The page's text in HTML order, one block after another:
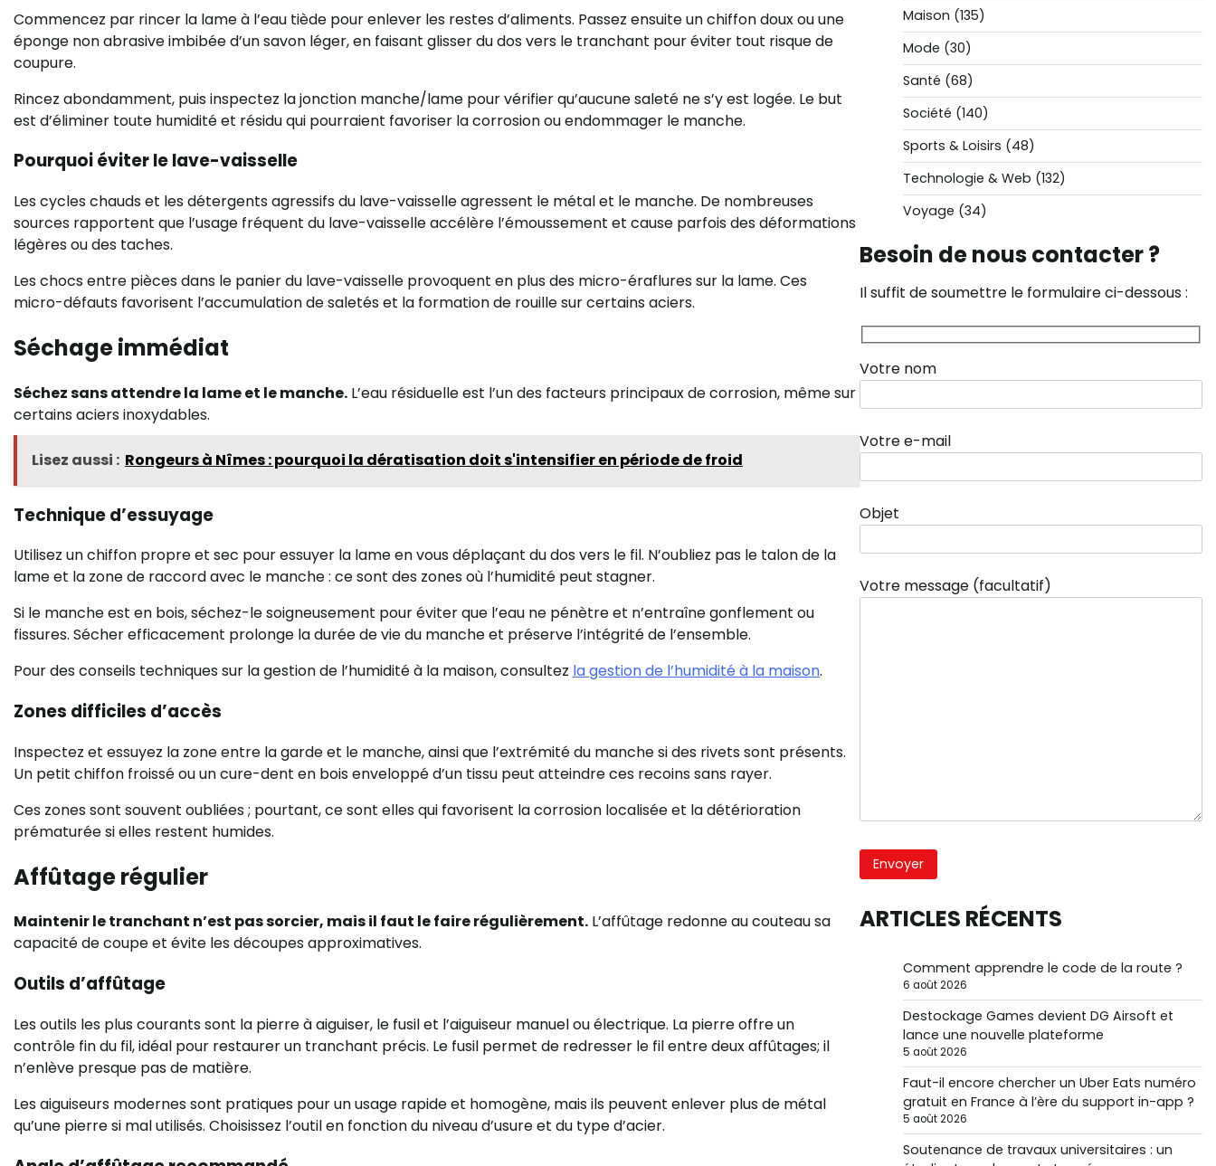
Commencez par rincer la lame à l’eau tiède pour enlever les restes d’aliments. Passez ensuite un chiffon doux ou une
éponge non abrasive imbibée d’un savon léger, en faisant glisser du dos vers le tranchant pour éviter tout risque de
coupure.
Rincez abondamment, puis inspectez la jonction manche/lame pour vérifier qu’aucune saleté ne s’y est logée. Le but
est d’éliminer toute humidité et résidu qui pourraient favoriser la corrosion ou endommager le manche.
Pourquoi éviter le lave-vaisselle
Les cycles chauds et les détergents agressifs du lave-vaisselle agressent le métal et le manche. De nombreuses
sources rapportent que l’usage fréquent du lave-vaisselle accélère l’émoussement et cause parfois des déformations
légères ou des taches.
Les chocs entre pièces dans le panier du lave-vaisselle provoquent en plus des micro-éraflures sur la lame. Ces
micro-défauts favorisent l’accumulation de saletés et la formation de rouille sur certains aciers.
Séchage immédiat
Séchez sans attendre la lame et le manche. L’eau résiduelle est l’un des facteurs principaux de corrosion, même sur
certains aciers inoxydables.
Lisez aussi : Rongeurs à Nîmes : pourquoi la dératisation doit s'intensifier en période de froid
Technique d’essuyage
Utilisez un chiffon propre et sec pour essuyer la lame en vous déplaçant du dos vers le fil. N’oubliez pas le talon de la
lame et la zone de raccord avec le manche : ce sont des zones où l’humidité peut stagner.
Si le manche est en bois, séchez-le soigneusement pour éviter que l’eau ne pénètre et n’entraîne gonflement ou
fissures. Sécher efficacement prolonge la durée de vie du manche et préserve l’intégrité de l’ensemble.
Pour des conseils techniques sur la gestion de l’humidité à la maison, consultez la gestion de l’humidité à la maison.
Zones difficiles d’accès
Inspectez et essuyez la zone entre la garde et le manche, ainsi que l’extrémité du manche si des rivets sont présents.
Un petit chiffon froissé ou un cure-dent en bois enveloppé d’un tissu peut atteindre ces recoins sans rayer.
Ces zones sont souvent oubliées ; pourtant, ce sont elles qui favorisent la corrosion localisée et la détérioration
prématurée si elles restent humides.
Affûtage régulier
Maintenir le tranchant n’est pas sorcier, mais il faut le faire régulièrement. L’affûtage redonne au couteau sa
capacité de coupe et évite les découpes approximatives.
Outils d’affûtage
Les outils les plus courants sont la pierre à aiguiser, le fusil et l’aiguiseur manuel ou électrique. La pierre offre un
contrôle fin du fil, idéal pour restaurer un tranchant précis. Le fusil permet de redresser le fil entre deux affûtages; il
n’enlève presque pas de matière.
Les aiguiseurs modernes sont pratiques pour un usage rapide et homogène, mais ils peuvent enlever plus de métal
qu’une pierre si mal utilisés. Choisissez l’outil en fonction du niveau d’usure et du type d’acier.
Maison (135)
Mode (30)
Santé (68)
Société (140)
Sports & Loisirs (48)
Technologie & Web (132)
Voyage (34)
Besoin de nous contacter ?
Il suffit de soumettre le formulaire ci-dessous :
Votre nom
Votre e-mail
Objet
Votre message (facultatif)
ARTICLES RÉCENTS
Comment apprendre le code de la route ?
6 août 2026
Destockage Games devient DG Airsoft et
lance une nouvelle plateforme
5 août 2026
Faut-il encore chercher un Uber Eats numéro
gratuit en France à l’ère du support in-app ?
5 août 2026
Soutenance de travaux universitaires : un